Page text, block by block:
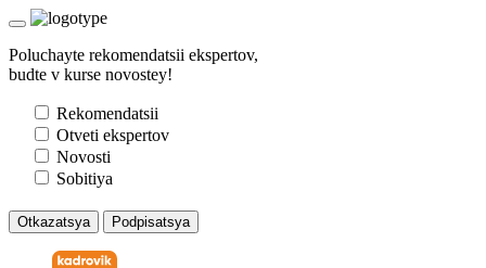
Poluchayte rekomendatsii ekspertov,
budte v kurse novostey!
Rekomendatsii
Otveti ekspertov
Novosti
Sobitiya
Otkazatsya Podpisatsya